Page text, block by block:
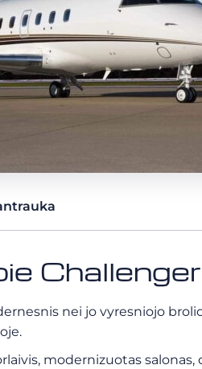
nei jo vyresniojo
modernizuotas